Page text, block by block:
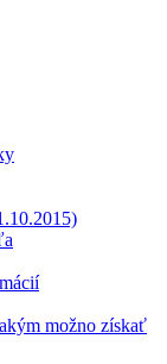
možno získať